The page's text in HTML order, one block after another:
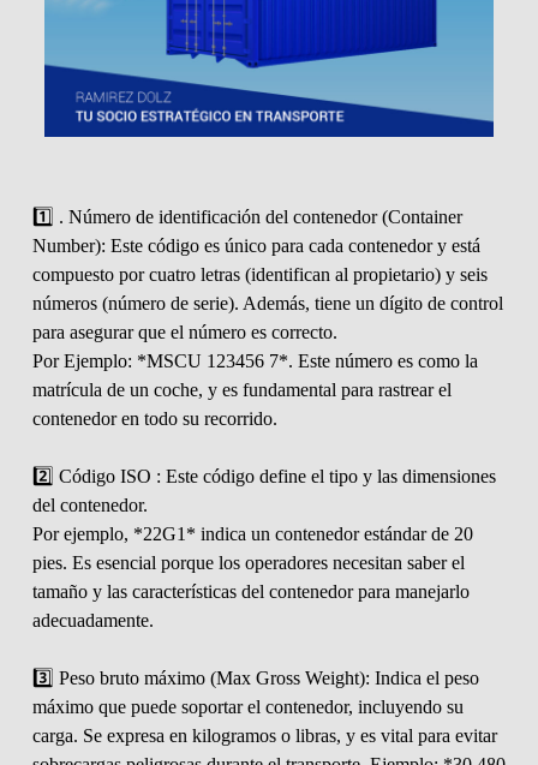
1️⃣ . Número de identificación del contenedor (Container
Number): Este código es único para cada contenedor y está
compuesto por cuatro letras (identifican al propietario) y seis
números (número de serie). Además, tiene un dígito de control
para asegurar que el número es correcto.
Por Ejemplo: *MSCU 123456 7*. Este número es como la
matrícula de un coche, y es fundamental para rastrear el
contenedor en todo su recorrido.
2️⃣ Código ISO : Este código define el tipo y las dimensiones
del contenedor.
Por ejemplo, *22G1* indica un contenedor estándar de 20
pies. Es esencial porque los operadores necesitan saber el
tamaño y las características del contenedor para manejarlo
adecuadamente.
3️⃣ Peso bruto máximo (Max Gross Weight): Indica el peso
máximo que puede soportar el contenedor, incluyendo su
carga. Se expresa en kilogramos o libras, y es vital para evitar